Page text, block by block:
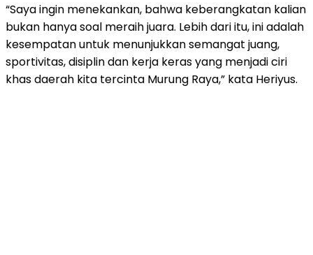
“Saya ingin menekankan, bahwa keberangkatan kalian
bukan hanya soal meraih juara. Lebih dari itu, ini adalah
kesempatan untuk menunjukkan semangat juang,
sportivitas, disiplin dan kerja keras yang menjadi ciri
khas daerah kita tercinta Murung Raya,” kata Heriyus.